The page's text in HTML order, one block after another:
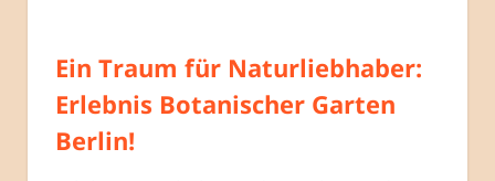
Ein Traum für Naturliebhaber:
Erlebnis Botanischer Garten
Berlin!